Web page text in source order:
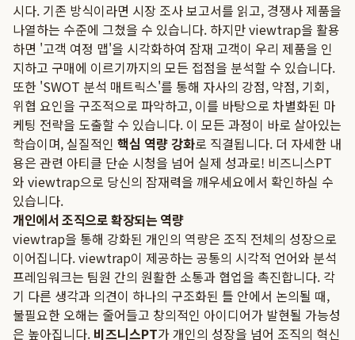
시다. 기존 방식이라면 시장 조사 보고서를 읽고, 경쟁사 제품을
나열하는 수준에 그쳤을 수 있습니다. 하지만 viewtrap을 활용
하면 '고객 여정 맵'을 시각화하여 잠재 고객이 우리 제품을 인
지하고 구매에 이르기까지의 모든 접점을 분석할 수 있습니다.
또한 'SWOT 분석 매트릭스'를 통해 자사의 강점, 약점, 기회,
위협 요인을 구조적으로 파악하고, 이를 바탕으로 차별화된 마
케팅 전략을 도출할 수 있습니다. 이 모든 과정이 바로 살아있는
학습이며, 실질적인 핵심 역량 강화로 직결됩니다. 더 자세한 내
용은 관련 아티클 단순 시청을 넘어 실제 성과로! 비즈니스PT
와 viewtrap으로 당신의 잠재력을 깨우세요에서 확인하실 수
있습니다.
개인에서 조직으로 확장되는 역량
viewtrap을 통해 강화된 개인의 역량은 조직 전체의 성장으로
이어집니다. viewtrap이 제공하는 공통의 시각적 언어와 분석
프레임워크는 팀원 간의 원활한 소통과 협업을 촉진합니다. 각
기 다른 생각과 의견이 하나의 구조화된 틀 안에서 논의될 때,
불필요한 오해는 줄어들고 창의적인 아이디어가 발현될 가능성
은 높아집니다. 비즈니스PT가 개인의 성장을 넘어 조직의 혁신